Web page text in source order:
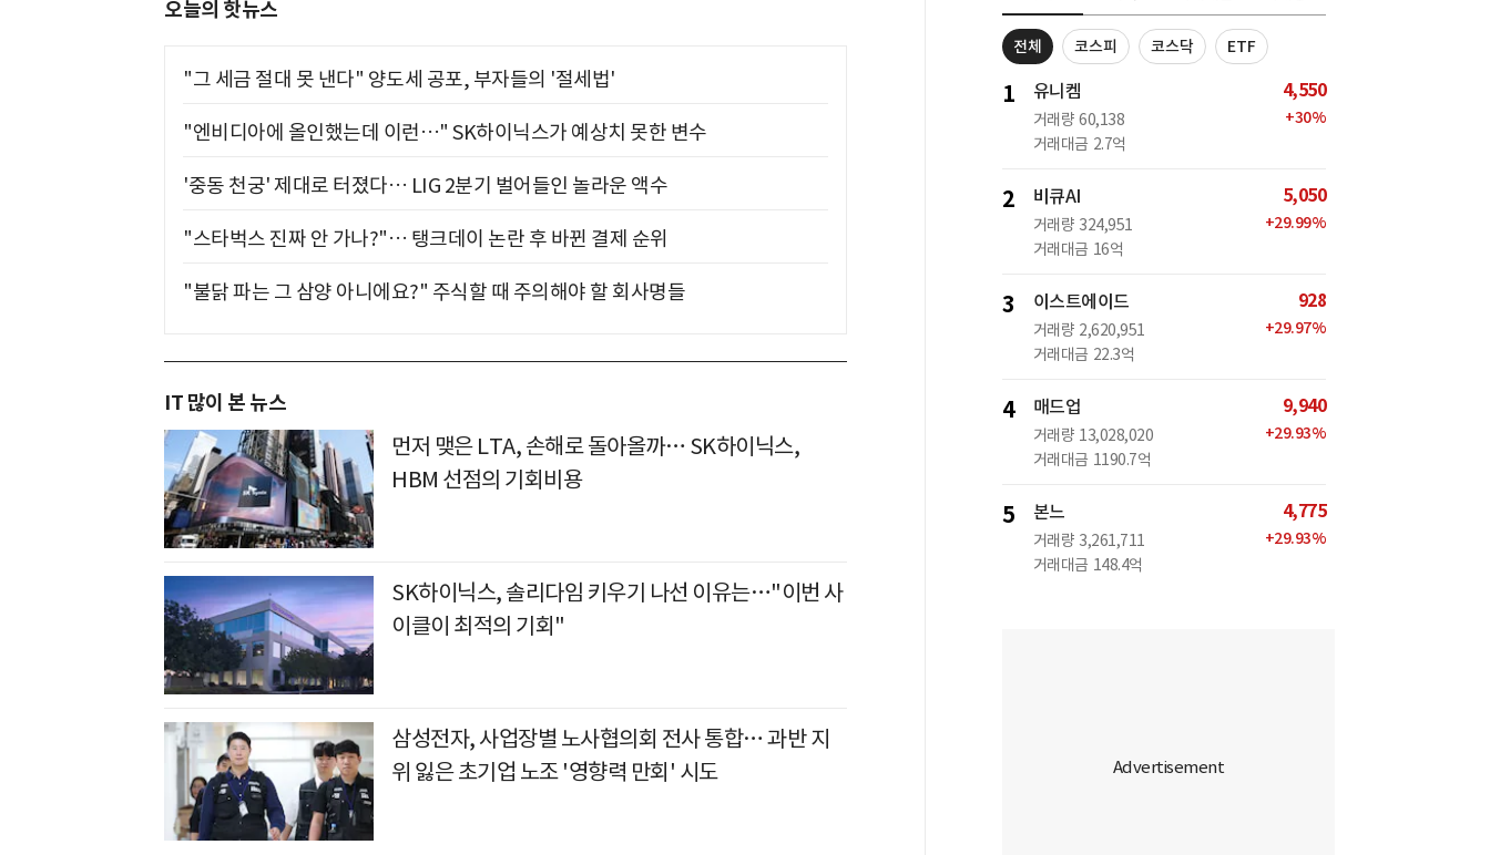
오늘의 핫뉴스
"그 세금 절대 못 낸다" 양도세 공포, 부자들의 '절세법'
"엔비디아에 올인했는데 이런…" SK하이닉스가 예상치 못한 변수
'중동 천궁' 제대로 터졌다… LIG 2분기 벌어들인 놀라운 액수
"스타벅스 진짜 안 가나?"… 탱크데이 논란 후 바뀐 결제 순위
"불닭 파는 그 삼양 아니에요?" 주식할 때 주의해야 할 회사명들
IT 많이 본 뉴스
먼저 맺은 LTA, 손해로 돌아올까… SK하이닉스,
HBM 선점의 기회비용
SK하이닉스, 솔리다임 키우기 나선 이유는…"이번 사
이클이 최적의 기회"
삼성전자, 사업장별 노사협의회 전사 통합… 과반 지
위 잃은 초기업 노조 '영향력 만회' 시도
전체 코스피 코스닥 ETF
1 유니켐
거래량 60,138
거래대금 2.7억
4,550
+30%
2 비큐AI
거래량 324,951
거래대금 16억
5,050
+29.99%
3 이스트에이드
거래량 2,620,951
거래대금 22.3억
928
+29.97%
4 매드업
거래량 13,028,020
거래대금 1190.7억
9,940
+29.93%
5 본느
거래량 3,261,711
거래대금 148.4억
4,775
+29.93%